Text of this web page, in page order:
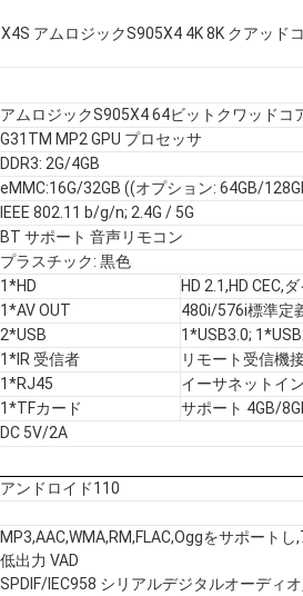
X4S アムロジックS905X4 4K 8K クアッド
アムロジックS905X4 64ビットクワッドコ
G31TM MP2 GPU プロセッサ
DDR3: 2G/4GB
eMMC:16G/32GB ((オプション: 64GB/
IEEE 802.11 b/g/n; 2.4G / 5G
BT サポート 音声リモコン
プラスチック: 黒色
1*HD
HD 2.1,HD CEC,
1*AV OUT
480i/576i標準定
2*USB
1*USB3.0;
1*IR 受信者
リモート受信機
1*RJ45
イーサネットイ
1*TFカード
サポート 4GB/
DC 5V/2A
アンドロイド110
MP3,AAC,WMA,RM,FLAC,Oggをサポート
低出力 VAD
SPDIF/IEC958 シリアルデジタルオーディ